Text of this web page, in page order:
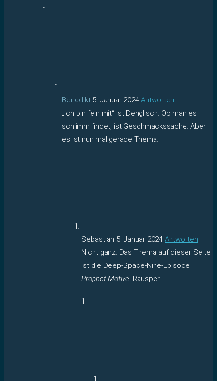
1
Benedikt 5. Januar 2024 Antworten
„Ich bin fein mit“ ist Denglisch. Ob man es
schlimm findet, ist Geschmackssache. Aber
es ist nun mal gerade Thema.
Sebastian 5. Januar 2024 Antworten
Nicht ganz: Das Thema auf dieser Seite
ist die Deep-Space-Nine-Episode
Prophet Motive. Räusper.
1